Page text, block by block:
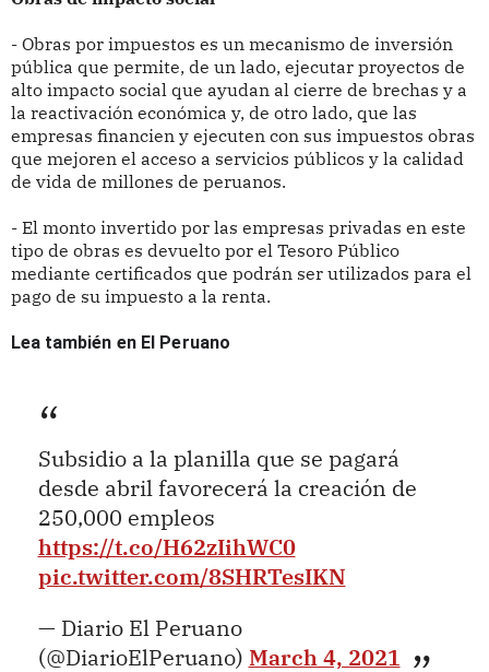
- Obras por impuestos es un mecanismo de inversión
pública que permite, de un lado, ejecutar proyectos de
alto impacto social que ayudan al cierre de brechas y a
la reactivación económica y, de otro lado, que las
empresas financien y ejecuten con sus impuestos obras
que mejoren el acceso a servicios públicos y la calidad
de vida de millones de peruanos.
- El monto invertido por las empresas privadas en este
tipo de obras es devuelto por el Tesoro Público
mediante certificados que podrán ser utilizados para el
pago de su impuesto a la renta.
Lea también en El Peruano
Subsidio a la planilla que se pagará
desde abril favorecerá la creación de
250,000 empleos
https://t.co/H62zIihWC0
pic.twitter.com/8SHRTesIKN
— Diario El Peruano
(@DiarioElPeruano) March 4, 2021